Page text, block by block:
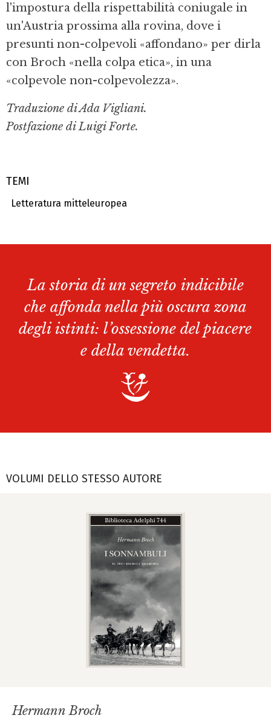
TEMI
Letteratura mitteleuropea
l'impostura della rispettabilità coniugale in
un'Austria prossima alla rovina, dove i
presunti non-colpevoli «affondano» per dirla
con Broch «nella colpa etica», in una
«colpevole non-colpevolezza».
Traduzione di Ada Vigliani.
Postfazione di Luigi Forte.
La storia di un segreto indicibile
che affonda nella più oscura zona
degli istinti: l’ossessione del piacere
e della vendetta.
VOLUMI DELLO STESSO AUTORE
Hermann Broch